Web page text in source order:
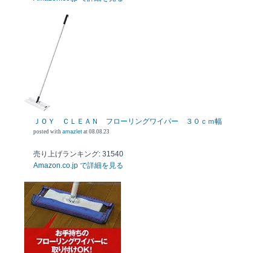
ＪＯＹ ＣＬＥＡＮ フローリングワイパー ３０ｃｍ幅
posted with amazlet at 08.08.23
売り上げランキング: 31540
Amazon.co.jp で詳細を見る